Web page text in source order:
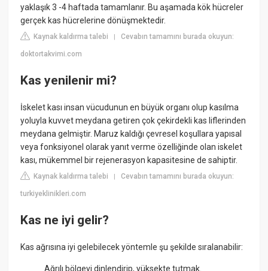
yaklaşık 3 -4 haftada tamamlanır. Bu aşamada kök hücreler
gerçek kas hücrelerine dönüşmektedir.
Kaynak kaldırma talebi |Cevabın tamamını burada okuyun:
doktortakvimi.com
Kas yenilenir mi?
İskelet kası insan vücudunun en büyük organı olup kasılma
yoluyla kuvvet meydana getiren çok çekirdekli kas liflerinden
meydana gelmiştir. Maruz kaldığı çevresel koşullara yapısal
veya fonksiyonel olarak yanıt verme özelliğinde olan iskelet
kası, mükemmel bir rejenerasyon kapasitesine de sahiptir.
Kaynak kaldırma talebi |Cevabın tamamını burada okuyun:
turkiyeklinikleri.com
Kas ne iyi gelir?
Kas ağrısına iyi gelebilecek yöntemle şu şekilde sıralanabilir:
Ağrılı bölgeyi dinlendirip, yüksekte tutmak.